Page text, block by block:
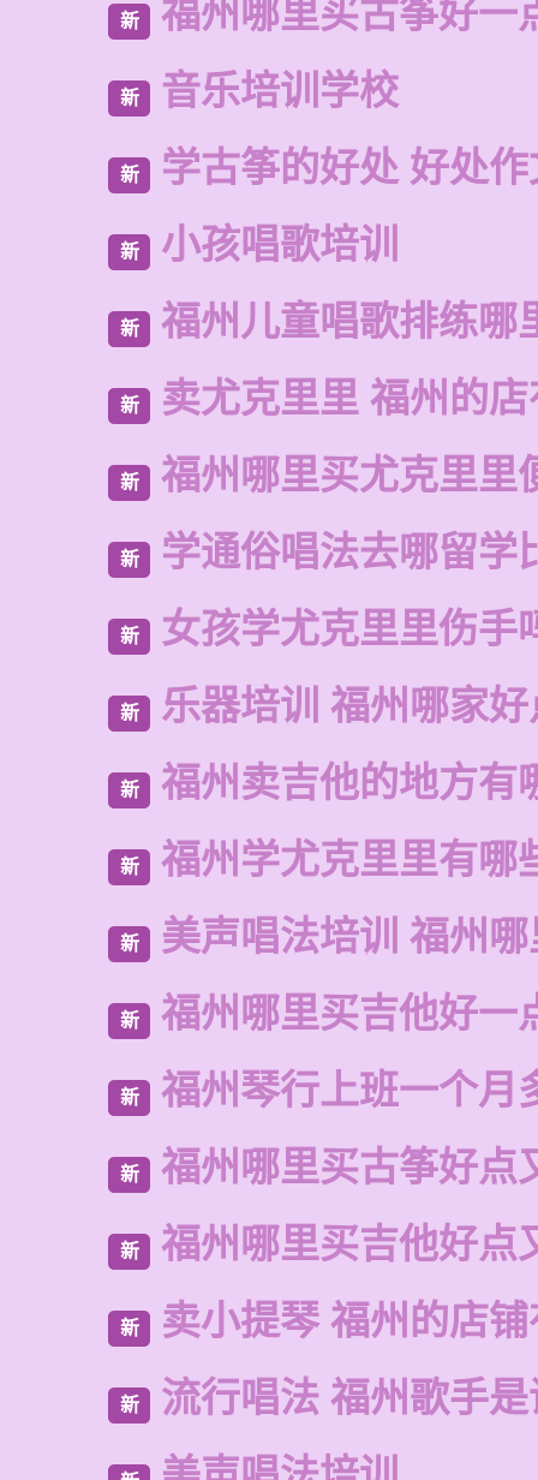
新 福州哪里买古筝好一
新 音乐培训学校
新 学古筝的好处 好处作
新 小孩唱歌培训
新 福州儿童唱歌排练哪
新 卖尤克里里 福州的
新 福州哪里买尤克里里
新 学通俗唱法去哪留学
新 女孩学尤克里里伤手
新 乐器培训 福州哪家
新 福州卖吉他的地方有
新 福州学尤克里里有哪
新 美声唱法培训 福州
新 福州哪里买吉他好一
新 福州琴行上班一个月
新 福州哪里买古筝好点
新 福州哪里买吉他好点
新 卖小提琴 福州的店
新 流行唱法 福州歌手